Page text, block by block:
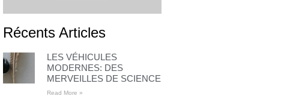
Récents Articles
LES VÉHICULES
MODERNES: DES
MERVEILLES DE SCIENCE
Read More »